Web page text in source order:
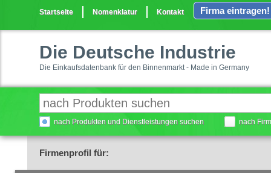
Startseite Nomenklatur Kontakt Firma eintragen!
Die Deutsche Industrie
Die Einkaufsdatenbank für den Binnenmarkt - Made in Germany
nach Produkten und Dienstleistungen suchen nach
Firmenprofil für: